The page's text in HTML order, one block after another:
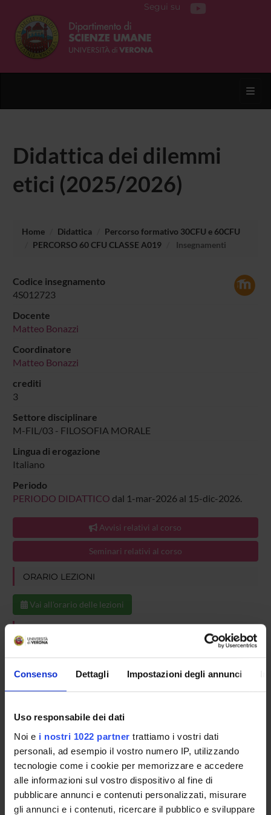
Consenso Dettagli Impostazioni degli annunci
Uso responsabile dei dati
Noi e i nostri 1022 partner trattiamo i vostri dati
personali, ad esempio il vostro numero IP, utilizzando
tecnologie come i cookie per memorizzare e accedere
alle informazioni sul vostro dispositivo al fine di
pubblicare annunci e contenuti personalizzati, misurare
gli annunci e i contenuti, ricercare il pubblico e sviluppare
Segui su
Didattica dei dilemmi
etici (2025/2026)
Home Didattica
Percorso formativo 30CFU e 60CFU
PERCORSO 60 CFU CLASSE A019
Insegnamenti
Codice insegnamento
4S012723
Docente
Matteo Bonazzi
Coordinatore
Matteo Bonazzi
crediti
3
Settore disciplinare
M-FIL/03 - FILOSOFIA MORALE
Lingua di erogazione
Italiano
Periodo
PERIODO DIDATTICO dal 1-mar-2026 al 15-dic-2026.
Avvisi relativi al corso
Seminari relativi al corso
ORARIO LEZIONI
Vai all'orario delle lezioni
- Il modulo sarà valutato all'interno delle pratiche di
valutazione finale dell'intero corso